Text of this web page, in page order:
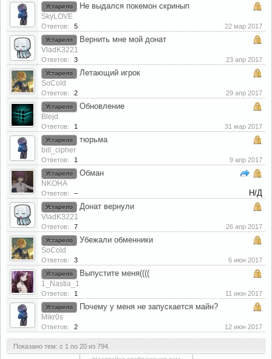
Устарело Не выдался покемон скринып
SkyLOVE
Ответов: 5 22 мар 2017
Устарело Вернить мне мой донат
VladK3221
Ответов: 3 23 апр 2017
Устарело Летающий игрок
SoCold
Ответов: 2 29 апр 2017
Устарело Обновление
Blejd
Ответов: 1 31 мар 2017
Устарело тюрьма
bill_cipher
Ответов: 1 9 апр 2017
Устарело Обман
NKOHA
Ответов: – Н/Д
Устарело Донат вернули
VladK3221
Ответов: 7 26 апр 2017
Устарело Убежали обменники
SoCold
Ответов: 3 6 июн 2017
Устарело Выпустите меня((((
1_Nastia_1
Ответов: 1 11 июн 2017
Устарело Почему у меня не запускается майн?
Mikr0s
Ответов: 2 12 июн 2017
Показано тем: с 1 по 20 из 794.